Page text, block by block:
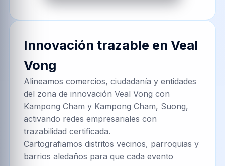
Innovación trazable enVeal
Vong
Alineamos comercios, ciudadanía y entidades
del zona de innovación Veal Vong con
Kampong Cham y Kampong Cham, Suong,
activando redes empresariales con
trazabilidad certificada.
Cartografiamos distritos vecinos, parroquias y
barrios aledaños para que cada evento